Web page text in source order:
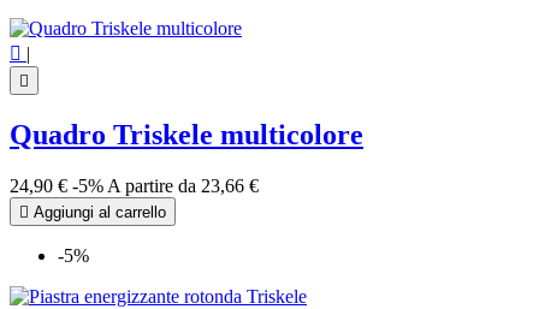
 |

Quadro Triskele multicolore
24,90 € -5% A partire da 23,66 €
 Aggiungi al carrello
-5%